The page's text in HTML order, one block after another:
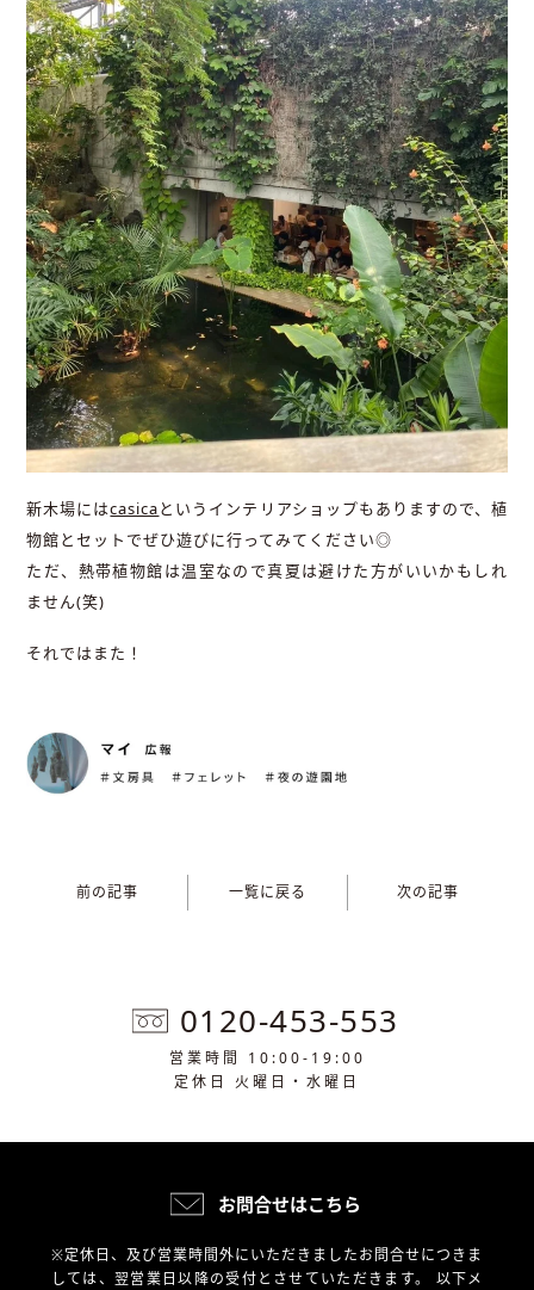
新木場にはcasicaというインテリアショップもありますので、植
物館とセットでぜひ遊びに行ってみてください◎
ただ、熱帯植物館は温室なので真夏は避けた方がいいかもしれ
ません(笑)
それではまた！
前の記事 一覧に戻る 次の記事
0120-453-553
営業時間 10:00-19:00
定休日 火曜日・水曜日
お問合せはこちら
※定休日、及び営業時間外にいただきましたお問合せにつきま
しては、翌営業日以降の受付とさせていただきます。 以下メ